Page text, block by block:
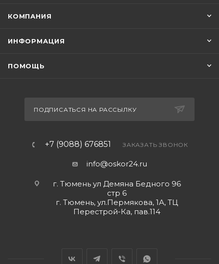
КОМПАНИЯ
ИНФОРМАЦИЯ
ПОМОЩЬ
ПОДПИСАТЬСЯ НА РАССЫЛКУ
+7 (9088) 676851 ЗАКАЗАТЬ ЗВОНОК
info@oskor24.ru
г. Тюмень ул Демяна Бедного 96
стр 6
г. Тюмень, ул.Пермякова, 1А, ТЦ
Перестрой-Ка, пав.114